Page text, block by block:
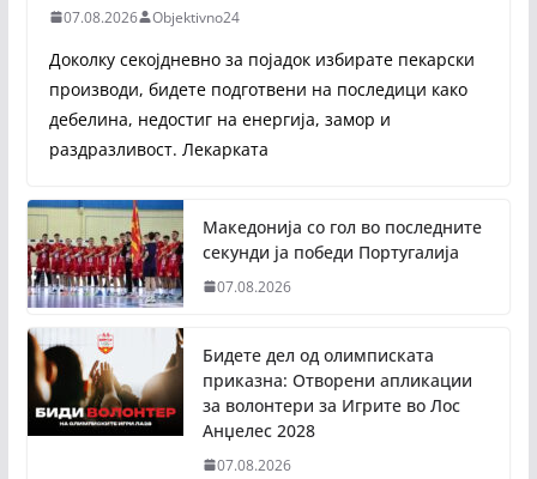
07.08.2026 Objektivno24
Доколку секојдневно за појадок избирате пекарски
производи, бидете подготвени на последици како
дебелина, недостиг на енергија, замор и
раздразливост. Лекарката
Македонија со гол во последните
секунди ја победи Португалија
07.08.2026
Бидете дел од олимписката
приказна: Отворени апликации
за волонтери за Игрите во Лос
Анџелес 2028
07.08.2026